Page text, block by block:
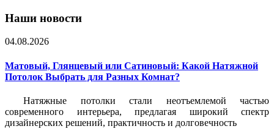
Наши новости
04.08.2026
Матовый, Глянцевый или Сатиновый: Какой Натяжной
Потолок Выбрать для Разных Комнат?
Натяжные потолки стали неотъемлемой частью
современного интерьера, предлагая широкий спектр
дизайнерских решений, практичность и долговечность